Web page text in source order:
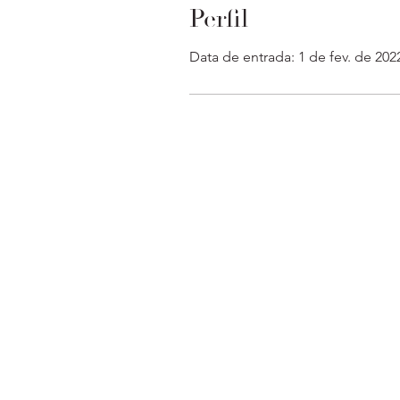
Perfil
Data de entrada: 1 de fev. de